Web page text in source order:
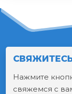
Нажмите
свяжемся с